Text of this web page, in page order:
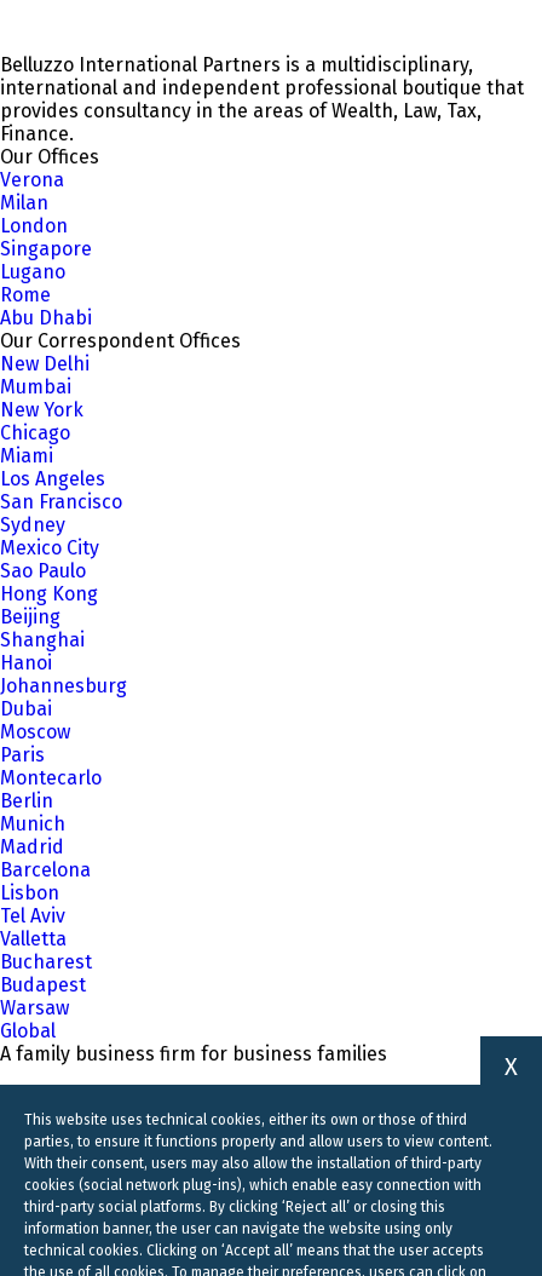
Belluzzo International Partners is a multidisciplinary,
international and independent professional boutique that
provides consultancy in the areas of Wealth, Law, Tax,
Finance.
Our Offices
Verona
Milan
London
Singapore
Lugano
Rome
Abu Dhabi
Our Correspondent Offices
New Delhi
Mumbai
New York
Chicago
Miami
Los Angeles
San Francisco
Sydney
Mexico City
Sao Paulo
Hong Kong
Beijing
Shanghai
Hanoi
Johannesburg
Dubai
Moscow
Paris
Montecarlo
Berlin
Munich
Madrid
Barcelona
Lisbon
Tel Aviv
Valletta
Bucharest
Budapest
Warsaw
Global
A family business firm for business families
This website uses technical cookies, either its own or those of third
parties, to ensure it functions properly and allow users to view content.
With their consent, users may also allow the installation of third-party
cookies (social network plug-ins), which enable easy connection with
third-party social platforms. By clicking ‘Reject all’ or closing this
information banner, the user can navigate the website using only
technical cookies. Clicking on ‘Accept all’ means that the user accepts
the use of all cookies. To manage their preferences, users can click on
X